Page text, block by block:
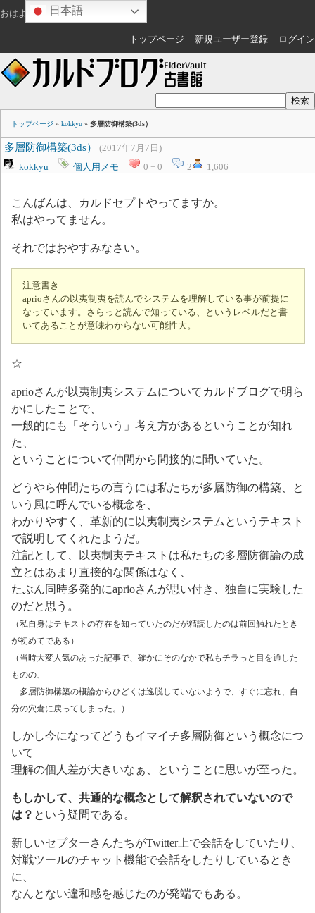
おはようございます さん
トップページ 新規ユーザー登録 ログイン
トップページ » kokkyu » 多層防御構築(3ds）
多層防御構築(3ds）
(2017年7月7日)
kokkyu
個人用メモ 0 + 0 2 1,606
こんばんは、カルドセプトやってますか。
私はやってません。
それではおやすみなさい。
注意書き
aprioさんの以夷制夷を読んでシステムを理解している事が前提に
なっています。さらっと読んで知っている、というレベルだと書
いてあることが意味わからない可能性大。
☆
aprioさんが以夷制夷システムについてカルドブログで明ら
かにしたことで、
一般的にも「そういう」考え方があるということが知れ
た、
ということについて仲間から間接的に聞いていた。
どうやら仲間たちの言うには私たちが多層防御の構築、と
いう風に呼んでいる概念を、
わかりやすく、革新的に以夷制夷システムというテキスト
で説明してくれたようだ。
注記として、以夷制夷テキストは私たちの多層防御論の成
立とはあまり直接的な関係はなく、
たぶん同時多発的にaprioさんが思い付き、独自に実験した
のだと思う。
（私自身はテキストの存在を知っていたのだが精読したのは前回触れたとき
が初めてである）
（当時大変人気のあった記事で、確かにそのなかで私もチラっと目を通した
ものの、
多層防御構築の概論からひどくは逸脱していないようで、すぐに忘れ、自
分の穴倉に戻ってしまった。）
しかし今になってどうもイマイチ多層防御という概念につ
いて
理解の個人差が大きいなぁ、ということに思いが至った。
もしかして、共通的な概念として解釈されていないので
は？ という疑問である。
新しいセプターさんたちがTwitter上で会話をしていたり、
対戦ツールのチャット機能で会話をしたりしているとき
に、
なんとない違和感を感じたのが発端でもある。
日本語